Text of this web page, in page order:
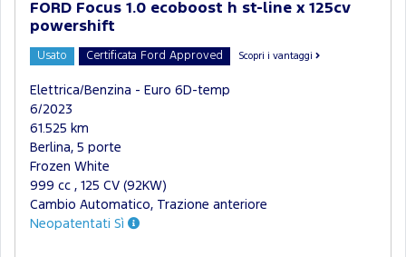
FORD Focus 1.0 ecoboost h st-line x 125cv
powershift
Usato Certificata Ford Approved Scopri i vantaggi
Elettrica/Benzina - Euro 6D-temp
6/2023
61.525 km
Berlina, 5 porte
Frozen White
999 cc , 125 CV (92KW)
Cambio Automatico, Trazione anteriore
Neopatentati Sì